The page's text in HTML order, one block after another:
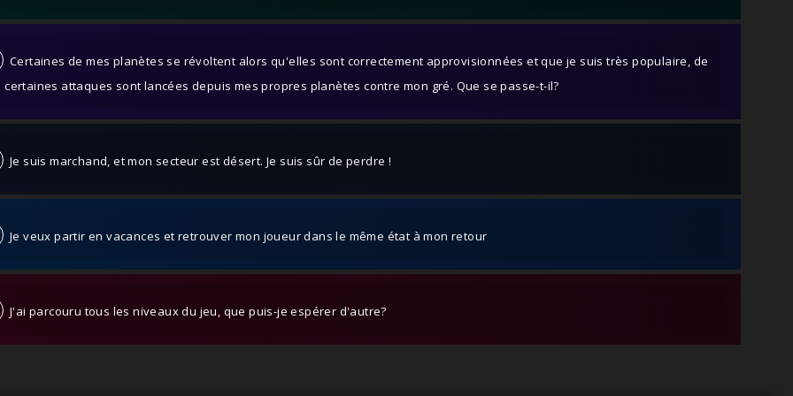
Certaines de mes planètes se révoltent alors qu'elles sont correctement approvisionnées et que je suis très populaire, de
certaines attaques sont lancées depuis mes propres planètes contre mon gré. Que se passe-t-il?
Je suis marchand, et mon secteur est désert. Je suis sûr de perdre !
Je veux partir en vacances et retrouver mon joueur dans le même état à mon retour
J'ai parcouru tous les niveaux du jeu, que puis-je espérer d'autre?